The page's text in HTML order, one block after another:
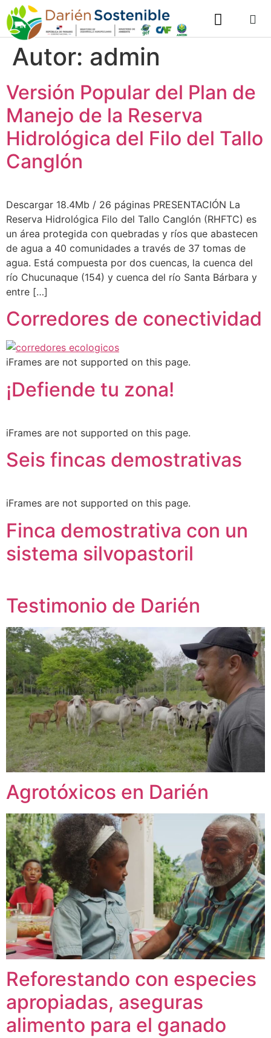
Autor: admin
Versión Popular del Plan de
Manejo de la Reserva
Hidrológica del Filo del Tallo
Canglón
Descargar 18.4Mb / 26 páginas PRESENTACIÓN La
Reserva Hidrológica Filo del Tallo Canglón (RHFTC) es
un área protegida con quebradas y ríos que abastecen
de agua a 40 comunidades a través de 37 tomas de
agua. Está compuesta por dos cuencas, la cuenca del
río Chucunaque (154) y cuenca del río Santa Bárbara y
entre […]
Corredores de conectividad
iFrames are not supported on this page.
¡Defiende tu zona!
iFrames are not supported on this page.
Seis fincas demostrativas
iFrames are not supported on this page.
Finca demostrativa con un
sistema silvopastoril
Testimonio de Darién
Agrotóxicos en Darién
Reforestando con especies
apropiadas, aseguras
alimento para el ganado